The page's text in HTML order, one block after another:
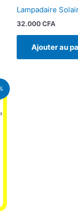
Lampadaire
32.000CFA
Ajouter au